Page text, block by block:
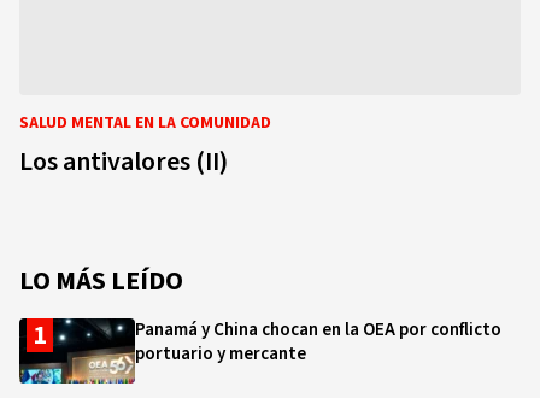
SALUD MENTAL EN LA COMUNIDAD
Los antivalores (II)
LO MÁS LEÍDO
Panamá y China chocan en la OEA por conflicto
portuario y mercante